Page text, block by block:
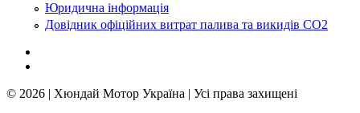
Юридична інформація
Довідник офіційних витрат палива та викидів СО2
© 2026 | Хюндай Мотор Україна | Усі права захищені